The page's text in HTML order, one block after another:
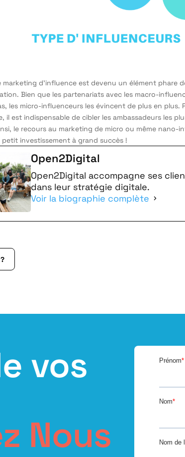
marketing d’influence est devenu un élément phare
Bien que les partenariats avec les macro-
les micro-influenceurs les évincent de plus en plus.
il est indispensable de cibler les ambassadeurs les
le recours au marketing de micro ou même nano-
petit investissement à grand succès !
Open2Digital
Open2Digital accompagne ses
dans leur stratégie digitale.
Voir la biographie complète
vos
Nous